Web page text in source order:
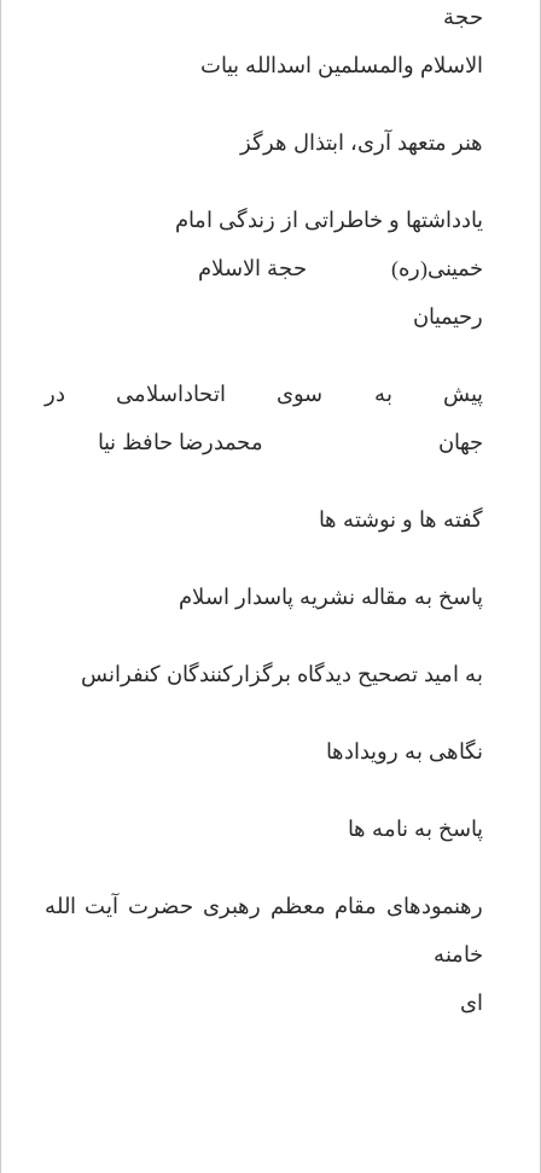
حجة
الاسلام والمسلمین اسدالله بیات
هنر متعهد آری، ابتذال هرگز
یادداشتها و خاطراتی از زندگی امام
خمینی(ره) حجة الاسلام
رحیمیان
پیش به سوی اتحاداسلامی در
جهان محمدرضا حافظ نیا
گفته ها و نوشته ها
پاسخ به مقاله نشریه پاسدار اسلام
به امید تصحیح دیدگاه برگزارکنندگان کنفرانس
نگاهی به رویدادها
پاسخ به نامه ها
رهنمودهای مقام معظم رهبری حضرت آیت الله
خامنه
ای